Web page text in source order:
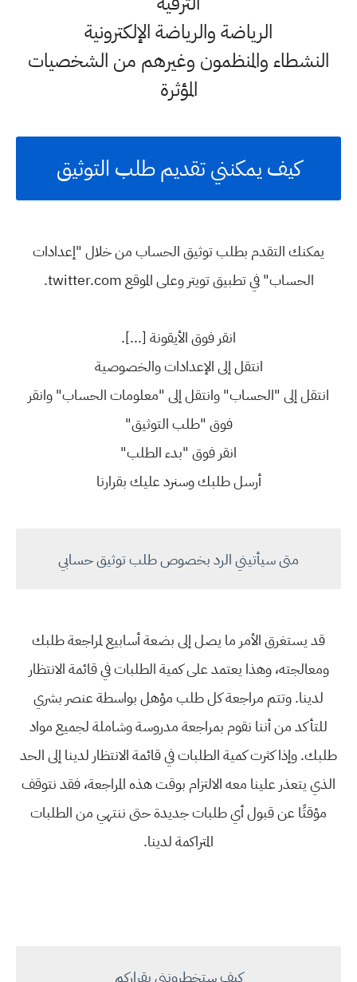
الرياضة والرياضة الإلكترونية
النشطاء والمنظمون وغيرهم من الشخصيات
المؤثرة
كيف يمكنني تقديم طلب التوثيق
يمكنك التقدم بطلب توثيق الحساب من خلال "إعدادات
الحساب" في تطبيق تويتر وعلى الموقع twitter.com.
انقر فوق الأيقونة [...].
انتقل إلى الإعدادات والخصوصية
انتقل إلى "الحساب" وانتقل إلى "معلومات الحساب" وانقر
فوق "طلب التوثيق"
انقر فوق "بدء الطلب"
أرسل طلبك وسنرد عليك بقرارنا
متى سيأتيني الرد بخصوص طلب توثيق حسابي
قد يستغرق الأمر ما يصل إلى بضعة أسابيع لمراجعة طلبك
ومعالجته، وهذا يعتمد على كمية الطلبات في قائمة الانتظار
لدينا. وتتم مراجعة كل طلب مؤهل بواسطة عنصر بشري
للتأكد من أننا نقوم بمراجعة مدروسة وشاملة لجميع مواد
طلبك. وإذا كثرت كمية الطلبات في قائمة الانتظار لدينا إلى الحد
الذي يتعذر علينا معه الالتزام بوقت هذه المراجعة، فقد نتوقف
مؤقتًا عن قبول أي طلبات جديدة حتى ننتهي من الطلبات
المتراكمة لدينا.
كيف ستخطرونني بقراركم